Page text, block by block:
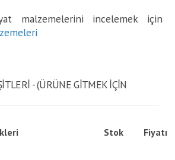
malzemelerini incelemek için
- (ÜRÜNE GITMEK IÇIN
Stok Fiyatı